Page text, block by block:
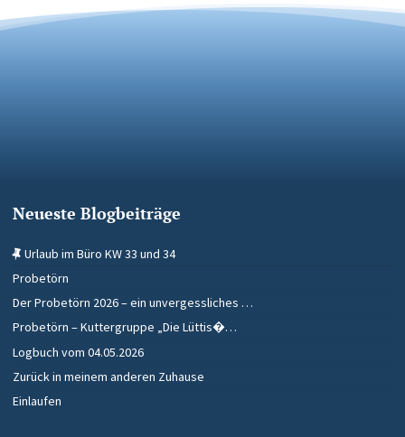
Neueste Blogbeiträge
Urlaub im Büro KW 33 und 34
Probetörn
Der Probetörn 2026 – ein unvergessliches …
Probetörn – Kuttergruppe „Die Lüttis�…
Logbuch vom 04.05.2026
Zurück in meinem anderen Zuhause
Einlaufen